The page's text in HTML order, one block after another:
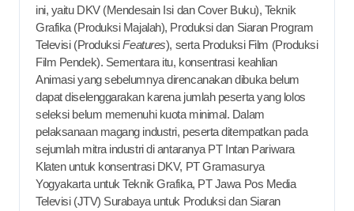
ini, yaitu DKV (Mendesain Isi dan Cover Buku), Teknik
Grafika (Produksi Majalah), Produksi dan Siaran Program
Televisi (ProduksiFeatures), serta Produksi Film (Produksi
Film Pendek). Sementara itu, konsentrasi keahlian
Animasi yang sebelumnya direncanakan dibuka belum
dapat diselenggarakan karena jumlah peserta yang lolos
seleksi belum memenuhi kuota minimal. Dalam
pelaksanaan magang industri, peserta ditempatkan pada
sejumlah mitra industri di antaranya PT Intan Pariwara
Klaten untuk konsentrasi DKV, PT Gramasurya
Yogyakarta untuk Teknik Grafika, PT Jawa Pos Media
Televisi (JTV) Surabaya untuk Produksi dan Siaran